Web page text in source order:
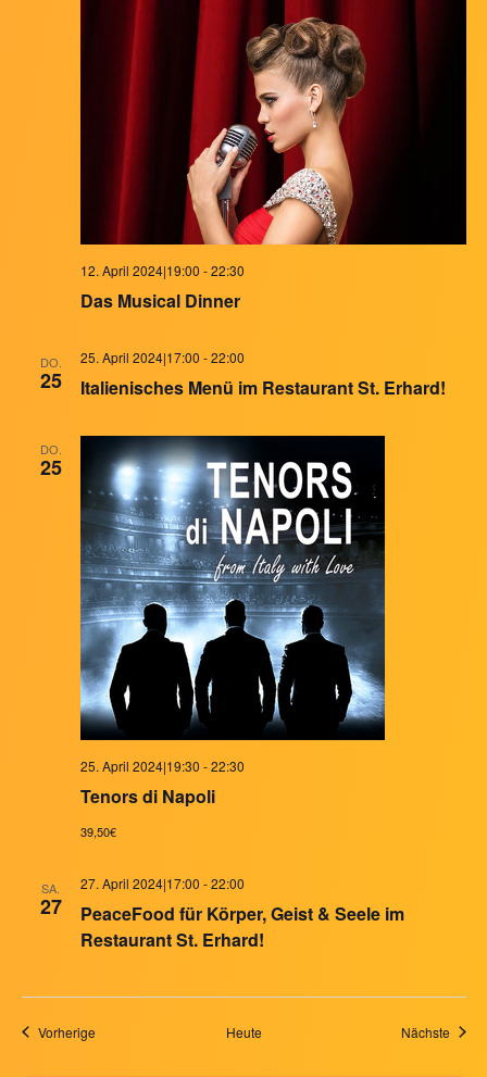
Das Musical Dinner
12. April 2024|19:00 -22:30
DO.
25 Italienisches Menü im Restaurant St. Erhard!
25. April 2024|17:00 -22:00
DO.
25
Tenors di Napoli
25. April 2024|19:30 -22:30
39,50€
SA.
27
PeaceFood für Körper, Geist & Seele im
Restaurant St. Erhard!
27. April 2024|17:00 -22:00
VorherigeVeranstaltungen Heute Nächste